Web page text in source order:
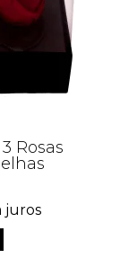
Rosas
juros